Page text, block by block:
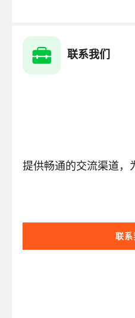
联系我们
提供畅通的交流渠道，
联